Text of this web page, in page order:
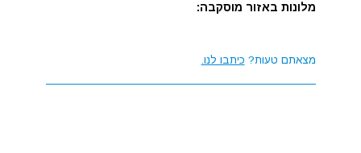
מלונות באזור מוסקבה:
מצאתם טעות? כיתבו לנו.